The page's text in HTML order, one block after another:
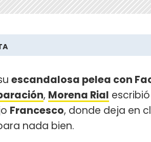
escandalosa pelea con
, Morena Rial
Francesco, donde deja en
nada bien.